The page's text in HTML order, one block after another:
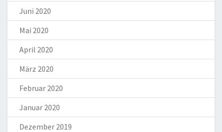
Juni 2020
Mai 2020
April 2020
März 2020
Februar 2020
Januar 2020
Dezember 2019